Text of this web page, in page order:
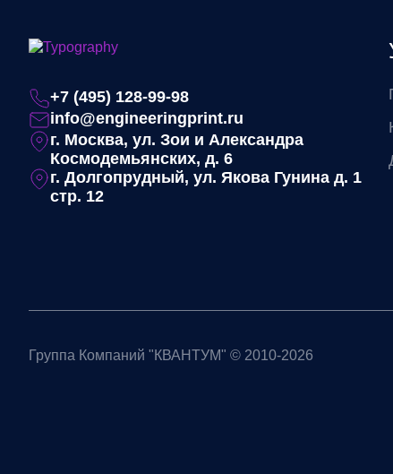
+7 (495) 128-99-98
info@engineeringprint.ru
г. Москва, ул. Зои и Александра
Космодемьянских, д. 6
г. Долгопрудный, ул. Якова Гунина д. 1
стр. 12
Группа Компаний "КВАНТУМ" © 2010-2026